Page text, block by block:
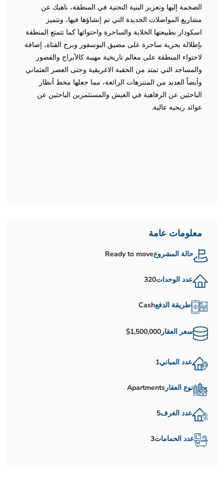
الضخمة إليها وتعزيز البنية التحتية في المنطقة، ناهيك عن
مشاريع المواصلات الجديدة التي تم إنشاؤها فيها، وتتميز
اسكودار بطبيعتها الخلابة والساحرة واحتوائها كما تتمتع المنطقة
بإطلالة بحرية ساحرة على مضيق البوسفور وبرج الفتاة، إضافة
لاحتواء المنطقة على معالم تاريخية مهيبة كالأبراج والقصور
والمساجد التي تمتد من الحقبة الاغريقية وحتى العصر العثماني
وأيضاً العديد من المتنزهات الرائعة، مما جعلها محط أنظار
الباحثين عن الرفاهية في العيش والمستثمرين الباحثين عن
عوائد ربحية عالية.
معلومات عامة
حالة المشروعReady to move
عدد الوحدات320
طريقة الدفعCash
سعر العقار$1,500,000
عدد المباني1
نوع العقارApartments
عدد الغرف5
عدد الحمامات3